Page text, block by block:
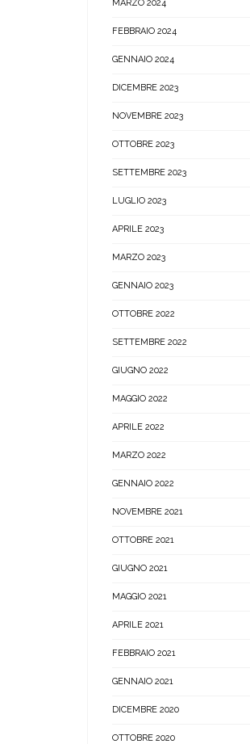
MARZO 2024
FEBBRAIO 2024
GENNAIO 2024
DICEMBRE 2023
NOVEMBRE 2023
OTTOBRE 2023
SETTEMBRE 2023
LUGLIO 2023
APRILE 2023
MARZO 2023
GENNAIO 2023
OTTOBRE 2022
SETTEMBRE 2022
GIUGNO 2022
MAGGIO 2022
APRILE 2022
MARZO 2022
GENNAIO 2022
NOVEMBRE 2021
OTTOBRE 2021
GIUGNO 2021
MAGGIO 2021
APRILE 2021
FEBBRAIO 2021
GENNAIO 2021
DICEMBRE 2020
OTTOBRE 2020